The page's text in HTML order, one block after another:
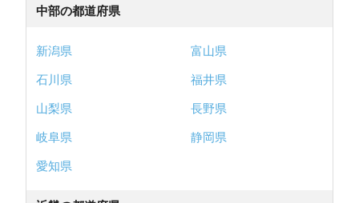
中部の都道府県
新潟県
富山県
石川県
福井県
山梨県
長野県
岐阜県
静岡県
愛知県